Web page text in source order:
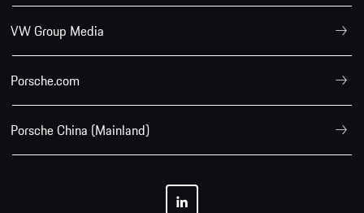
VW Group Media
Porsche.com
Porsche China (Mainland)